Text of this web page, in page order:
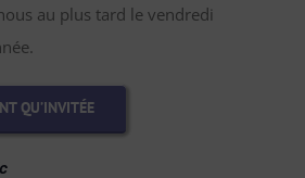
au plus tard le vendredi
QU’INVITÉE